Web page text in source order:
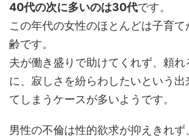
40代の次に多いのは30代です。
この年代の女性のほとんどは子育
齢です。
夫が働き盛りで助けてくれず、頼
に、寂しさを紛らわしたいという出
てしまうケースが多いようです。
男性の不倫は性的欲求が抑えきれ